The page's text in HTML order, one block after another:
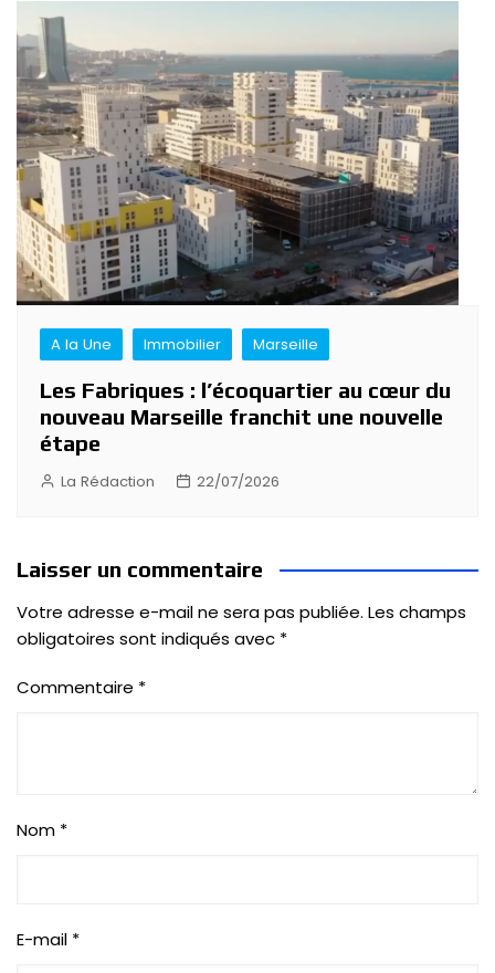
A la Une Immobilier Marseille
Les Fabriques : l’écoquartier au cœur du
nouveau Marseille franchit une nouvelle
étape
La Rédaction 22/07/2026
Laisser un commentaire
Votre adresse e-mail ne sera pas publiée. Les champs
obligatoires sont indiqués avec *
Commentaire *
Nom *
E-mail *